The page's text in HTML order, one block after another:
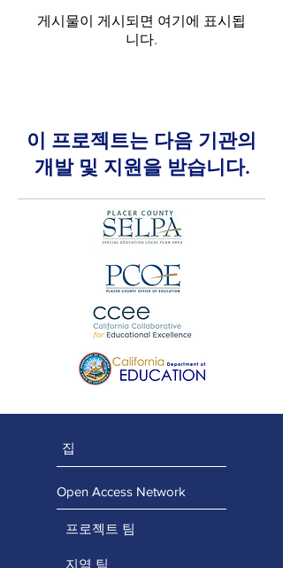
게시물이 게시되면 여기에 표시됩
니다.
이 프로젝트는 다음 기관의
개발 및 지원을 받습니다.
집
Open Access Network
프로젝트 팀
지역 팀